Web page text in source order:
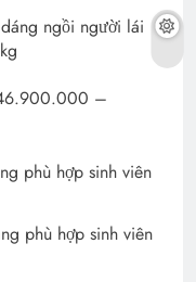
ngồi người lái
–
phù hợp sinh viên